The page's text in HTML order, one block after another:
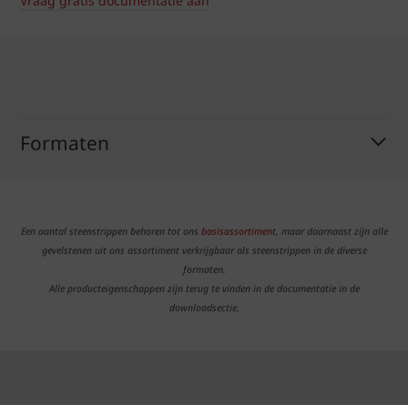
Formaten
Een aantal steenstrippen behoren tot ons basisassortiment, maar daarnaast zijn alle
gevelstenen uit ons assortiment verkrijgbaar als steenstrippen in de diverse
formaten.
Alle producteigenschappen zijn terug te vinden in de documentatie in de
downloadsectie.